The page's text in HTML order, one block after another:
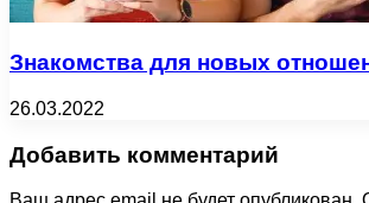
Знакомства для новых
26.03.2022
Добавить комментарий